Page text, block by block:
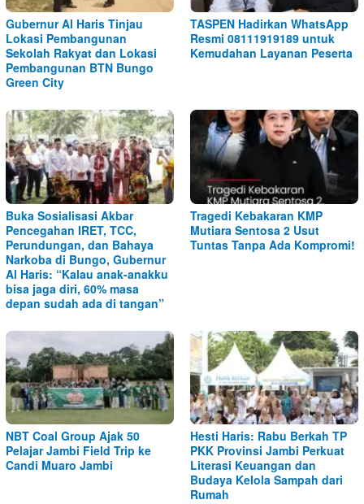
Gubernur Al Haris Tinjau
Lokasi Pembangunan
Sekolah Rakyat dan Lokasi
Pembangunan BTN Bungo
Green City
TASPEN Hadirkan WhatsApp
Resmi 08111919189 untuk
Kemudahan Layanan Peserta
Buka Sosialisasi Akbar
Pencegahan IRET, TCC,
Perundungan, dan Bahaya
Narkoba di Bungo, Gubernur
Al Haris: “Kalau anak-anakku
bisa jaga diri, 60% masa
depan sudah ada di tangan”
Tragedi Kebakaran KMP
Mutiara Sentosa 2 Usut
Tuntas Tanpa Ada Kompromi!
NBT Coal Group Ajak 50
Pelajar Jambi Field Trip ke
Candi Muaro Jambi
Hesti Haris: Rabu Berkah TP
PKK Provinsi Jambi Perkuat
Literasi Keuangan dan
Budaya Kelola Sampah dari
Rumah